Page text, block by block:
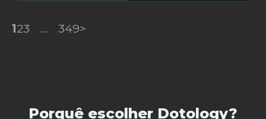
123 ... 349>
Porquê escolher Dotology?